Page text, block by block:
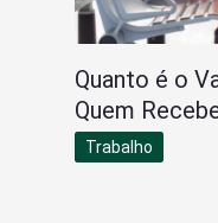
Quanto é o
Quem
Trabalho